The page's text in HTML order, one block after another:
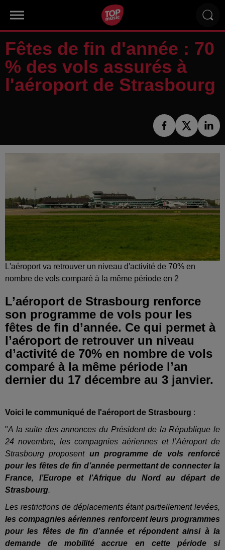
Fêtes de fin d'année : 70
% des vols assurés à
l'aéroport de Strasbourg
L'aéroport va retrouver un niveau d'activité de 70% en
nombre de vols comparé à la même période en 2
L’aéroport de Strasbourg renforce
son programme de vols pour les
fêtes de fin d’année. Ce qui permet à
l’aéroport de retrouver un niveau
d’activité de 70% en nombre de vols
comparé à la même période l’an
dernier du 17 décembre au 3 janvier.
Voici le communiqué de l'aéroport de Strasbourg :
"A la suite des annonces du Président de la République le
24 novembre, les compagnies aériennes et l’Aéroport de
Strasbourg proposent un programme de vols renforcé
pour les fêtes de fin d’année permettant de connecter la
France, l’Europe et l’Afrique du Nord au départ de
Strasbourg.
Les restrictions de déplacements étant partiellement levées,
les compagnies aériennes renforcent leurs programmes
pour les fêtes de fin d’année et répondent ainsi à la
demande de mobilité accrue en cette période si